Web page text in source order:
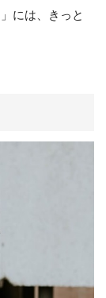
には、きっと